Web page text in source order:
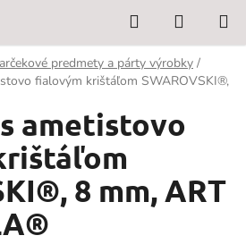
Hľadať
KOŠÍK
predmety a párty výrobky /
fialovým krištáľom SWAROVSKI®,
ametistovo
8 mm, ART